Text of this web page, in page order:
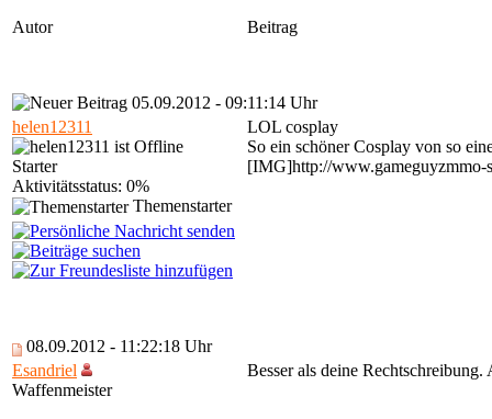
Autor Beitrag
05.09.2012 - 09:11:14 Uhr
helen12311
Starter
Aktivitätsstatus: 0%
Themenstarter
LOL cosplay
So ein schöner Cosplay von so
[IMG]http://www.gameguyzmmo-
08.09.2012 - 11:22:18 Uhr
Esandriel
Waffenmeister
Besser als deine